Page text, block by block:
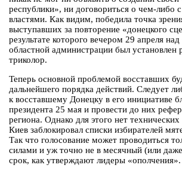
республики», ни договориться о чем-либо
властями. Как видим, победила точка
выступавших за повторение «донецкого
результате которого вечером 29 апреля
областной администрации был установлен
триколор.
Теперь основной проблемой восставших
дальнейшего порядка действий. Следует
к восставшему Донецку в его инициативе
президента 25 мая и провести до них
региона. Однако для этого нет
Киев заблокировал списки избирателей
Так что голосование может проводиться
силами и уж точно не в месячный (или
срок, как утверждают лидеры «ополчения».